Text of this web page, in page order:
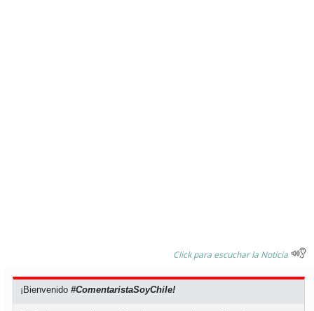
Click para escuchar la Noticia
¡Bienvenido#ComentaristaSoyChile!